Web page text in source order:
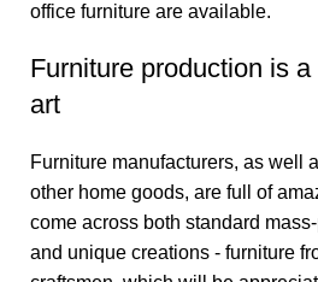
office furniture are available.
Furniture production is
art
Furniture manufacturers, as well
other home goods, are full of
come across both standard
and unique creations - furniture